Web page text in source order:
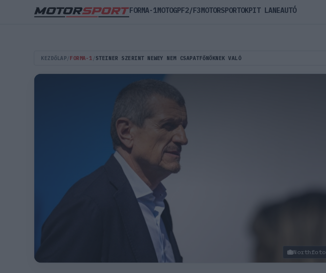
KEZDŐLAP FORMA-1 STEINER SZERINT NEWEY NEM CSAPATFŐNÖKNEK VALÓ
Northfoto
FORMA-1MOTOGPF2/F3MOTORSPORTOKPIT LANEAUTÓ